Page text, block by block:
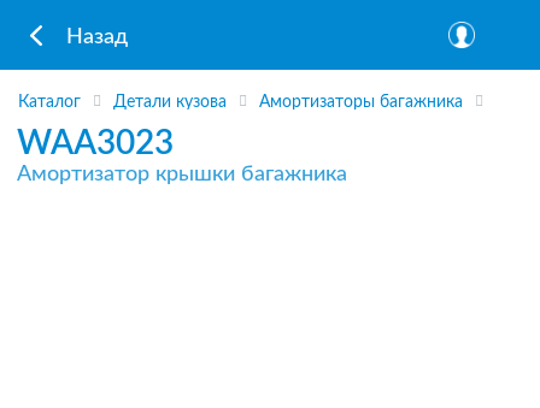
Назад
Каталог Детали кузова Амортизаторы багажника
WAA3023
Амортизатор крышки багажника